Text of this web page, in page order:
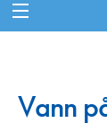
Vann